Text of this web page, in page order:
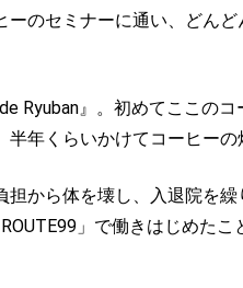
のセミナーに通い、どん
Ryuban』。初めてここの
年くらいかけてコーヒー
から体を壊し、入退院を
」で働きはじめたこ